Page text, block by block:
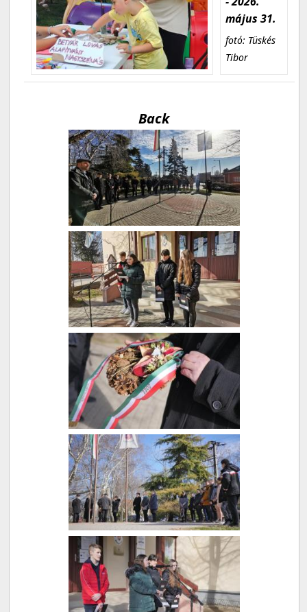
május 31.
fotó: Tüskés
Tibor
Back